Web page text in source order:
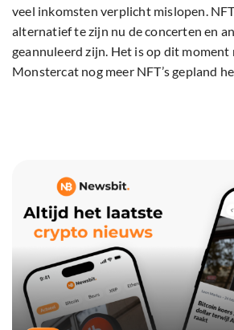
veel inkomsten verplicht mislopen.
alternatief te zijn nu de concerten en
geannuleerd zijn. Het is op dit
Monstercat nog meer NFT’s gepland